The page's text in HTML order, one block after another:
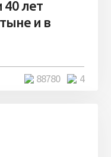
40 лет
и в
4
88780